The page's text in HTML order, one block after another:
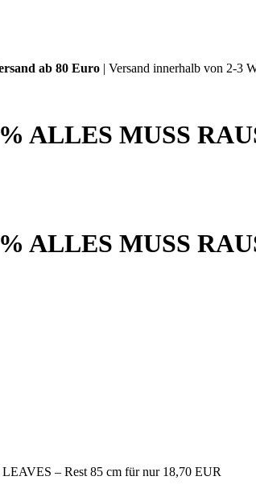
ab 80 Euro | Versand innerhalb von 2-3
ALLES MUSS
ALLES MUSS
– Rest 85 cm für nur 18,70 EUR